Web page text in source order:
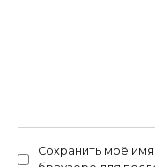
Сохранить моё